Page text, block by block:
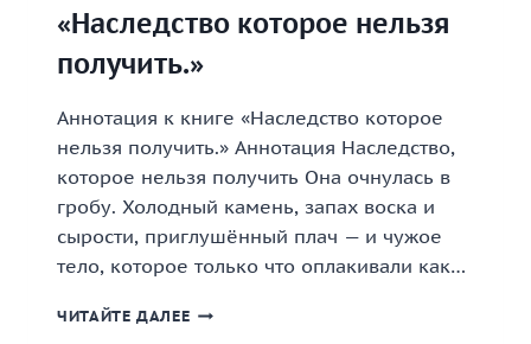
«Наследство которое нельзя
получить.»
Аннотация к книге «Наследство которое
нельзя получить.» Аннотация Наследство,
которое нельзя получить Она очнулась в
гробу. Холодный камень, запах воска и
сырости, приглушённый плач — и чужое
тело, которое только что оплакивали как…
ЧИТАЙТЕ ДАЛЕЕ «НАСЛЕДСТВО